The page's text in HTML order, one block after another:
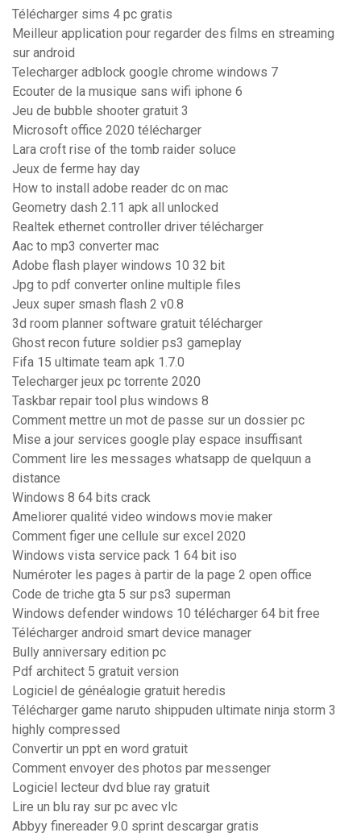
Télécharger sims 4 pc gratis
Meilleur application pour regarder des films en streaming
sur android
Telecharger adblock google chrome windows 7
Ecouter de la musique sans wifi iphone 6
Jeu de bubble shooter gratuit 3
Microsoft office 2020 télécharger
Lara croft rise of the tomb raider soluce
Jeux de ferme hay day
How to install adobe reader dc on mac
Geometry dash 2.11 apk all unlocked
Realtek ethernet controller driver télécharger
Aac to mp3 converter mac
Adobe flash player windows 10 32 bit
Jpg to pdf converter online multiple files
Jeux super smash flash 2 v0.8
3d room planner software gratuit télécharger
Ghost recon future soldier ps3 gameplay
Fifa 15 ultimate team apk 1.7.0
Telecharger jeux pc torrente 2020
Taskbar repair tool plus windows 8
Comment mettre un mot de passe sur un dossier pc
Mise a jour services google play espace insuffisant
Comment lire les messages whatsapp de quelquun a
distance
Windows 8 64 bits crack
Ameliorer qualité video windows movie maker
Comment figer une cellule sur excel 2020
Windows vista service pack 1 64 bit iso
Numéroter les pages à partir de la page 2 open office
Code de triche gta 5 sur ps3 superman
Windows defender windows 10 télécharger 64 bit free
Télécharger android smart device manager
Bully anniversary edition pc
Pdf architect 5 gratuit version
Logiciel de généalogie gratuit heredis
Télécharger game naruto shippuden ultimate ninja storm 3
highly compressed
Convertir un ppt en word gratuit
Comment envoyer des photos par messenger
Logiciel lecteur dvd blue ray gratuit
Lire un blu ray sur pc avec vlc
Abbyy finereader 9.0 sprint descargar gratis